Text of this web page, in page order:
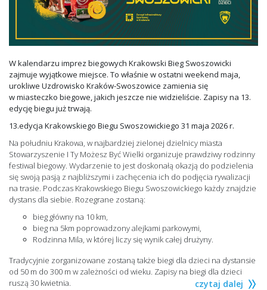
W kalendarzu imprez biegowych Krakowski Bieg Swoszowicki
zajmuje wyjątkowe miejsce. To właśnie w ostatni weekend maja,
urokliwe Uzdrowisko Kraków-Swoszowice zamienia się
w miasteczko biegowe, jakich jeszcze nie widzieliście. Zapisy na 13.
edycję biegu już trwają.
13.edycja Krakowskiego Biegu Swoszowickiego 31 maja 2026 r.
Na południu Krakowa, w najbardziej zielonej dzielnicy miasta
Stowarzyszenie I Ty Możesz Być Wielki organizuje prawdziwy rodzinny
festiwal biegowy. Wydarzenie to jest doskonałą okazją do podzielenia
się swoją pasją z najbliższymi i zachęcenia ich do podjęcia rywalizacji
na trasie. Podczas Krakowskiego Biegu Swoszowickiego każdy znajdzie
dystans dla siebie. Rozegrane zostaną:
bieg główny na 10 km,
bieg na 5km poprowadzony alejkami parkowymi,
Rodzinna Mila, w której liczy się wynik całej drużyny.
Tradycyjnie zorganizowane zostaną także biegi dla dzieci na dystansie
od 50 m do 300 m w zależności od wieku. Zapisy na biegi dla dzieci
ruszą 30 kwietnia.
czytaj dalej